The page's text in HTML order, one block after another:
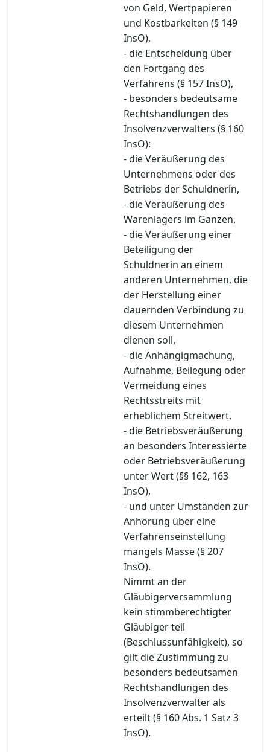
von Geld, Wertpapieren
und Kostbarkeiten (§ 149
InsO),
- die Entscheidung über
den Fortgang des
Verfahrens (§ 157 InsO),
- besonders bedeutsame
Rechtshandlungen des
Insolvenzverwalters (§ 160
InsO):
- die Veräußerung des
Unternehmens oder des
Betriebs der Schuldnerin,
- die Veräußerung des
Warenlagers im Ganzen,
- die Veräußerung einer
Beteiligung der
Schuldnerin an einem
anderen Unternehmen, die
der Herstellung einer
dauernden Verbindung zu
diesem Unternehmen
dienen soll,
- die Anhängigmachung,
Aufnahme, Beilegung oder
Vermeidung eines
Rechtsstreits mit
erheblichem Streitwert,
- die Betriebsveräußerung
an besonders Interessierte
oder Betriebsveräußerung
unter Wert (§§ 162, 163
InsO),
- und unter Umständen zur
Anhörung über eine
Verfahrenseinstellung
mangels Masse (§ 207
InsO).
Nimmt an der
Gläubigerversammlung
kein stimmberechtigter
Gläubiger teil
(Beschlussunfähigkeit), so
gilt die Zustimmung zu
besonders bedeutsamen
Rechtshandlungen des
Insolvenzverwalter als
erteilt (§ 160 Abs. 1 Satz 3
InsO).